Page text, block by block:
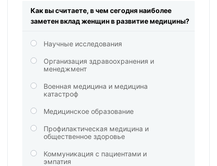
Как вы считаете, в чем сегодня наиболее
заметен вклад женщин в развитие медицины?
Научные исследования
Организация здравоохранения и
менеджмент
Военная медицина и медицина
катастроф
Медицинское образование
Профилактическая медицина и
общественное здоровье
Коммуникация с пациентами и
эмпатия